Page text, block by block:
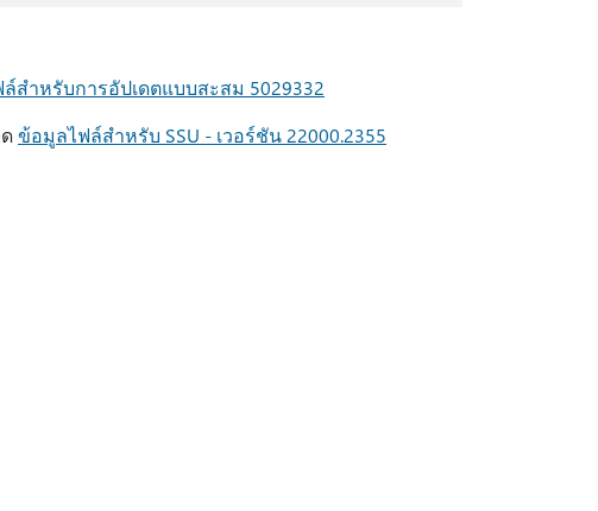
สําหรับการอัปเดตแบบสะสม 5029332
ข้อมูลไฟล์สําหรับ SSU - เวอร์ชัน 22000.2355